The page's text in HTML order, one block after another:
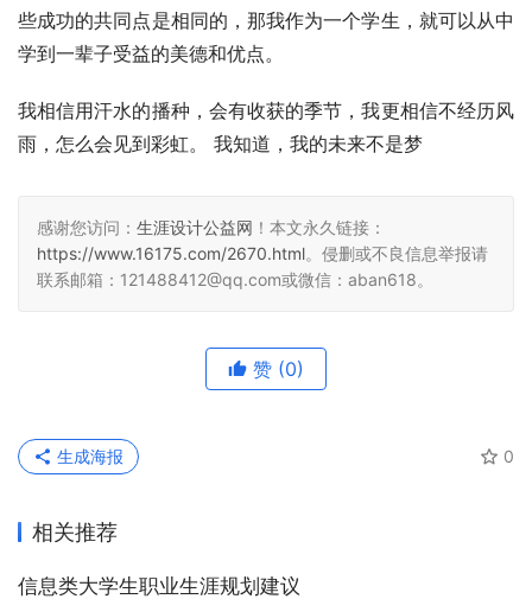
些成功的共同点是相同的，那我作为一个学生，就可以从中
学到一辈子受益的美德和优点。
我相信用汗水的播种，会有收获的季节，我更相信不经历风
雨，怎么会见到彩虹。 我知道，我的未来不是梦
感谢您访问： 生涯设计公益网 ！本文永久链接：
https://www.16175.com/2670.html。侵删或不良信息举报请
联系邮箱：121488412@qq.com或微信：aban618。
赞 (0)
0
生成海报
相关推荐
信息类大学生职业生涯规划建议